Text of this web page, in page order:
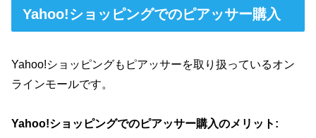
Yahoo!ショッピングでのピアッサー購入
Yahoo!ショッピングもピアッサーを取り扱っているオン
ラインモールです。
Yahoo!ショッピングでのピアッサー購入のメリット: